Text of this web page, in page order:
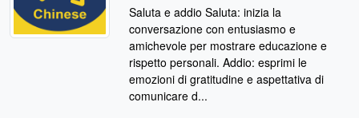
Saluta e addio Saluta: inizia la
conversazione con entusiasmo e
amichevole per mostrare educazione e
rispetto personali. Addio: esprimi le
emozioni di gratitudine e aspettativa di
comunicare d...